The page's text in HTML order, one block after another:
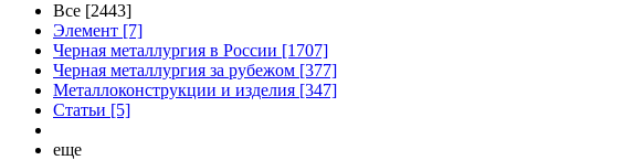
Все [2443]
Элемент [7]
Черная металлургия в России [1707]
Черная металлургия за рубежом [377]
Металлоконструкции и изделия [347]
Статьи [5]
еще